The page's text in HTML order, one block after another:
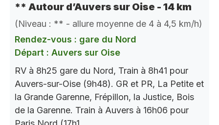
** Autour d’Auvers sur Oise - 14 km
(Niveau : ** - allure moyenne de 4 à 4,5 km/h)
Rendez-vous : gare du Nord
Départ : Auvers sur Oise
RV à 8h25 gare du Nord, Train à 8h41 pour
Auvers-sur-Oise (9h48). GR et PR, La Petite et
la Grande Garenne, Frépillon, la Justice, Bois
de la Garenne. Train à Auvers à 16h06 pour